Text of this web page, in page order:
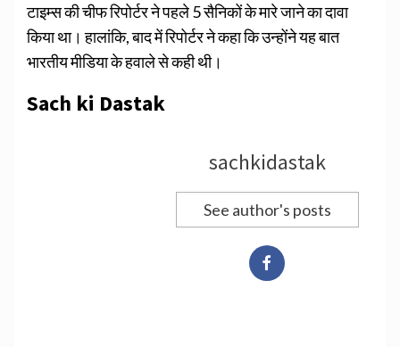
टाइम्स की चीफ रिपोर्टर ने पहले 5 सैनिकों के मारे जाने का दावा
किया था। हालांकि, बाद में रिपोर्टर ने कहा कि उन्होंने यह बात
भारतीय मीडिया के हवाले से कही थी।
Sach ki Dastak
sachkidastak
See author's posts